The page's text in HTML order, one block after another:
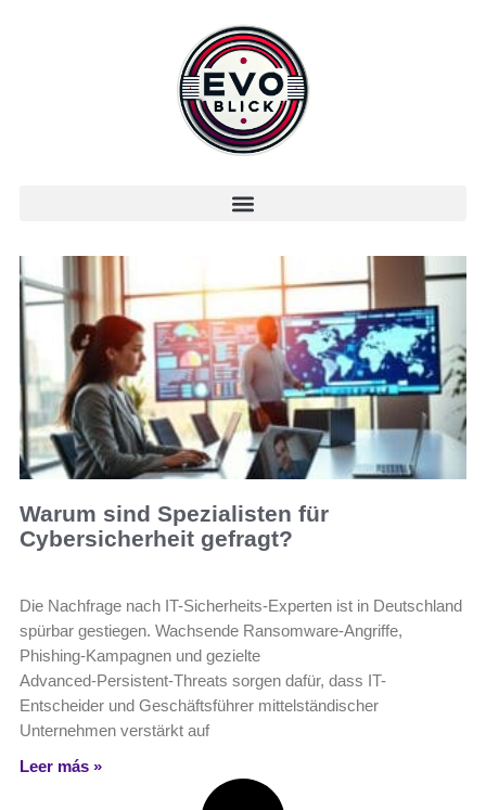
Warum sind Spezialisten für
Cybersicherheit gefragt?
Die Nachfrage nach IT-Sicherheits-Experten ist in Deutschland
spürbar gestiegen. Wachsende Ransomware-Angriffe,
Phishing-Kampagnen und gezielte
Advanced‑Persistent‑Threats sorgen dafür, dass IT-
Entscheider und Geschäftsführer mittelständischer
Unternehmen verstärkt auf
Leer más »